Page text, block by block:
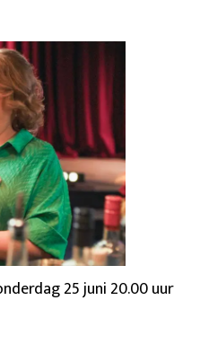
25 juni 20.00 uur